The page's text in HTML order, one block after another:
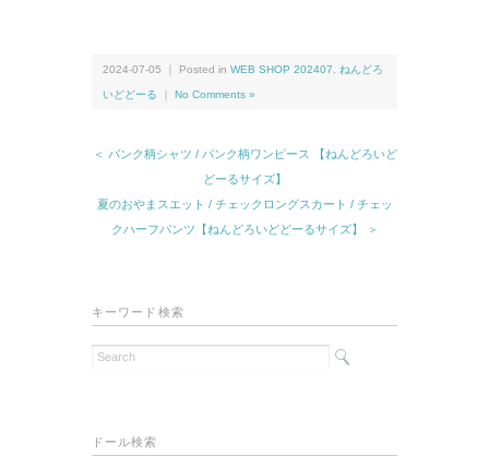
2024-07-05 ｜ Posted in WEB SHOP 202407 ねんどろ
いどどーる No Comments »
＜ パンク柄シャツ / パンク柄ワンピース 【ねんどろいど
どーるサイズ】
夏のおやまスエット / チェックロングスカート / チェッ
クハーフパンツ【ねんどろいどどーるサイズ】 ＞
キーワード検索
ドール検索